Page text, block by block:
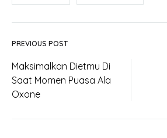
PREVIOUS POST
Maksimalkan Dietmu Di
Saat Momen Puasa Ala
Oxone